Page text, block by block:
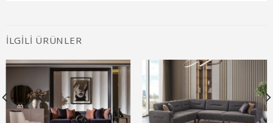
İLGILI ÜRÜNLER